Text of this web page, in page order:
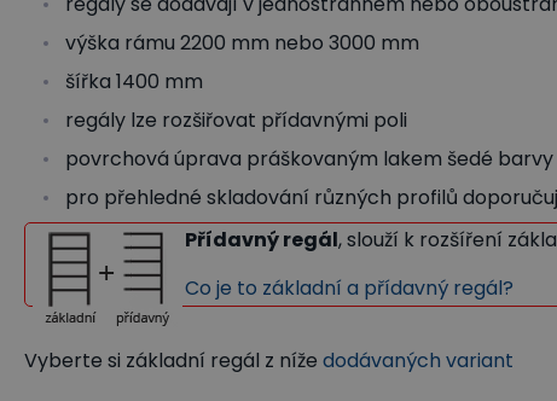
výška rámu 2200 mm nebo 3000 mm
šířka 1400 mm
regály lze rozšiřovat přídavnými poli
povrchová úprava práškovaným lakem šedé barvy
pro přehledné skladování různých profilů
Přídavný regál, slouží k rozšíření
Co je to základní a přídavný regál?
Vyberte si základní regál z níže dodávaných variant